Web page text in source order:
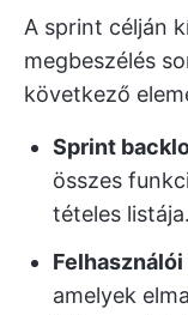
A sprint célján
megbeszélés
következő
Sprint
összes
tételes listája.
amelyek